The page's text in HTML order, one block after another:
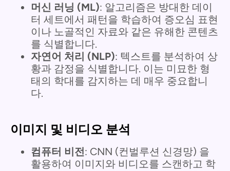
머신 러닝 (ML): 알고리즘은 방대한 데이
터 세트에서 패턴을 학습하여 증오심 표현
이나 노골적인 자료와 같은 유해한 콘텐츠
를 식별합니다.
자연어 처리 (NLP): 텍스트를 분석하여 상
황과 감정을 식별합니다. 이는 미묘한 형
태의 학대를 감지하는 데 매우 중요합니
다.
이미지 및 비디오 분석
컴퓨터 비전: CNN (컨벌루션 신경망) 을
활용하여 이미지와 비디오를 스캔하고 학